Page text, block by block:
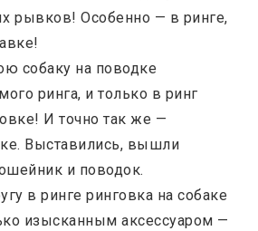
рывков! Особенно — в ринге,
собаку на поводке
ринга, и только в ринг
И точно так же —
Выставились, вышли
и поводок.
в ринге ринговка на собаке
изысканным аксессуаром —